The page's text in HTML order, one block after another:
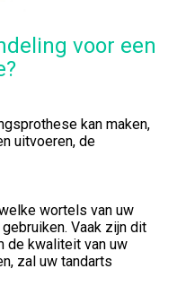
voor een
kan maken,
uitvoeren, de
wortels van uw
Vaak zijn dit
de kwaliteit van uw
zal uw tandarts